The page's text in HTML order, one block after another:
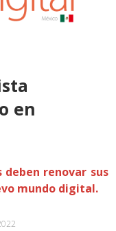
en
deben renovar sus
mundo digital.